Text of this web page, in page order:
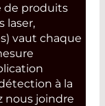
de produits
laser,
vaut chaque
à la
nous joindre